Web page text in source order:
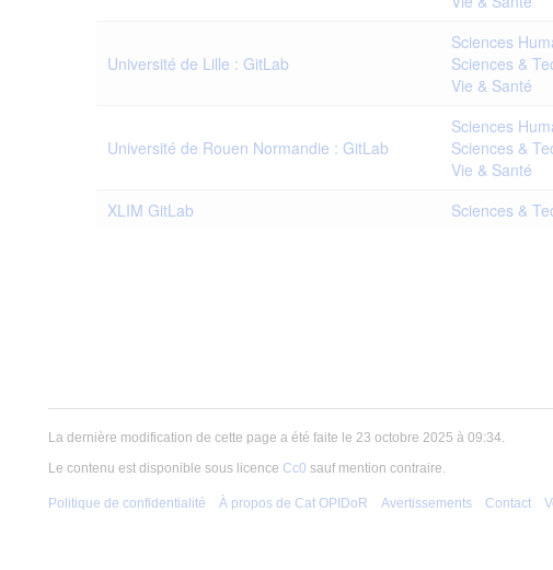
Université de Lille : GitLab
Sciences
Sciences &
Vie & Santé
Université de Rouen Normandie : GitLab
Sciences
Sciences &
Vie & Santé
XLIM GitLab Sciences &
La dernière modification de cette page a été faite le 23 octobre 2025 à 09:34.
Le contenu est disponible sous licence Cc0 sauf mention contraire.
Politique de confidentialité À propos de Cat OPIDoR Avertissements Contact